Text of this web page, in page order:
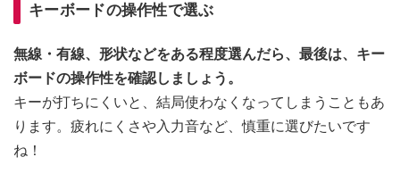
キーボードの操作性で選ぶ
無線・有線、形状などをある程度選んだら、最後は、キー
ボードの操作性を確認しましょう。
キーが打ちにくいと、結局使わなくなってしまうこともあ
ります。疲れにくさや入力音など、慎重に選びたいです
ね！